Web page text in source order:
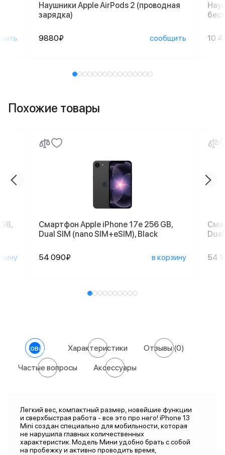
Наушники Apple AirPods 2 (проводная
зарядка)
9880₽ сообщить 10
Похожие товары
Смартфон Apple iPhone 17e 256 GB,
Dual SIM (nano SIM+eSIM), Black
54 090₽ в корзину 54
О товаре Характеристики Отзывы(0)
Частые вопросы Аксессуары
Легкий вес, компактный размер, новейшие функции
и сверхбыстрая работа - все это про него! iPhone 13
Mini создан специально для мобильности, которая
не нарушила главных количественных
характеристик. Модель Мини удобно брать с собой
на пробежку и активно проводить время,